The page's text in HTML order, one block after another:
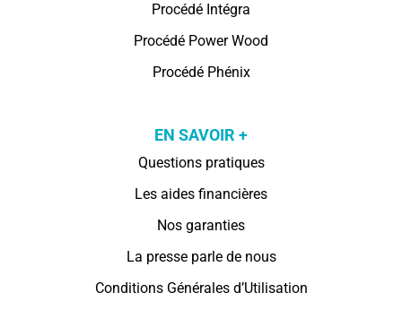
Procédé Intégra
Procédé Power Wood
Procédé Phénix
EN SAVOIR +
Questions pratiques
Les aides financières
Nos garanties
La presse parle de nous
Conditions Générales d’Utilisation